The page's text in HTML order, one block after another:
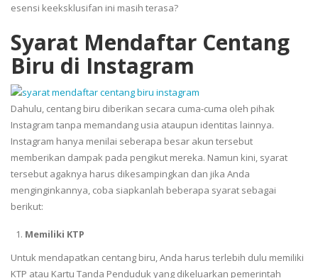
esensi keeksklusifan ini masih terasa?
Syarat Mendaftar Centang
Biru di Instagram
Dahulu, centang biru diberikan secara cuma-cuma oleh pihak
Instagram tanpa memandang usia ataupun identitas lainnya.
Instagram hanya menilai seberapa besar akun tersebut
memberikan dampak pada pengikut mereka. Namun kini, syarat
tersebut agaknya harus dikesampingkan dan jika Anda
menginginkannya, coba siapkanlah beberapa syarat sebagai
berikut:
Memiliki KTP
Untuk mendapatkan centang biru, Anda harus terlebih dulu memiliki
KTP atau Kartu Tanda Penduduk yang dikeluarkan pemerintah